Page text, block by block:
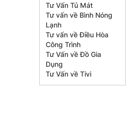
Tư Vấn Tủ Mát
Tư vấn về Bình Nóng
Lạnh
Tư vấn về Điều Hòa
Công Trình
Tư Vấn về Đồ Gia
Dụng
Tư Vấn về Tivi